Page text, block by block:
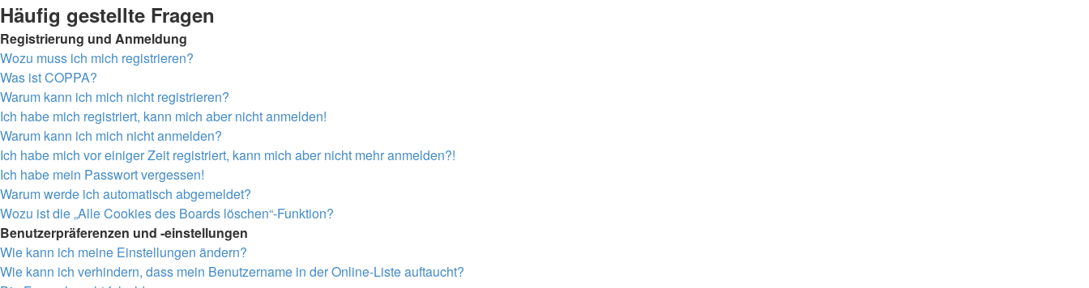
Häufig gestellte Fragen
Registrierung und Anmeldung
Wozu muss ich mich registrieren?
Was ist COPPA?
Warum kann ich mich nicht registrieren?
Ich habe mich registriert, kann mich aber nicht anmelden!
Warum kann ich mich nicht anmelden?
Ich habe mich vor einiger Zeit registriert, kann mich aber nicht mehr anmelden?!
Ich habe mein Passwort vergessen!
Warum werde ich automatisch abgemeldet?
Wozu ist die „Alle Cookies des Boards löschen“-Funktion?
Benutzerpräferenzen und -einstellungen
Wie kann ich meine Einstellungen ändern?
Wie kann ich verhindern, dass mein Benutzername in der Online-Liste auftaucht?